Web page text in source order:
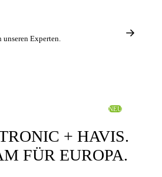
Experten.
• 15. APRIL 2026NEU
+ HAVIS.
FÜR EUROPA.